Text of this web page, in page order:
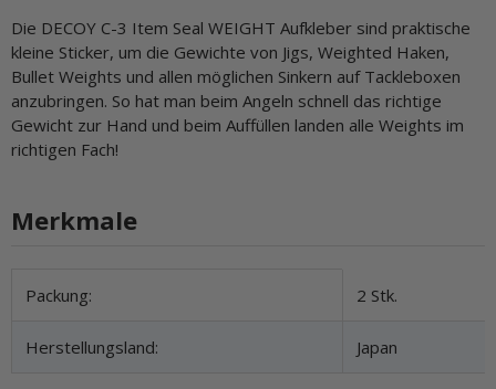
Die DECOY C-3 Item Seal WEIGHT Aufkleber sind praktische
kleine Sticker, um die Gewichte von Jigs, Weighted Haken,
Bullet Weights und allen möglichen Sinkern auf Tackleboxen
anzubringen. So hat man beim Angeln schnell das richtige
Gewicht zur Hand und beim Auffüllen landen alle Weights im
richtigen Fach!
Merkmale
Produkteigenschaft
Wert
Packung: 2 Stk.
Herstellungsland: Japan